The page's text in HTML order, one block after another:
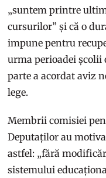
„suntem printre
cursurilor” și că o
impune pentru
urma perioadei școlii
parte a acordat aviz
lege.
Membrii comisiei
Deputaților au
astfel: „fără
sistemului